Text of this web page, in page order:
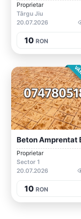
Proprietar
Târgu Jiu
20.07.2026
10 RON
Proprietar
Sector 1
20.07.2026
10 RON